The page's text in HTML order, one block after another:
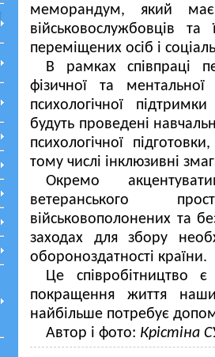
меморандум, який
військовослужбовців
переміщених осіб і
В рамках співпраці
фізичної та ментальної
психологічної
будуть проведені
психологічної
тому числі інклюзивні
Окремо
ветеранського
військовополонених та
заходах для збору
обороноздатності країни.
Це
покращення життя
найбільше потребує
Автор і фото: Крістіна